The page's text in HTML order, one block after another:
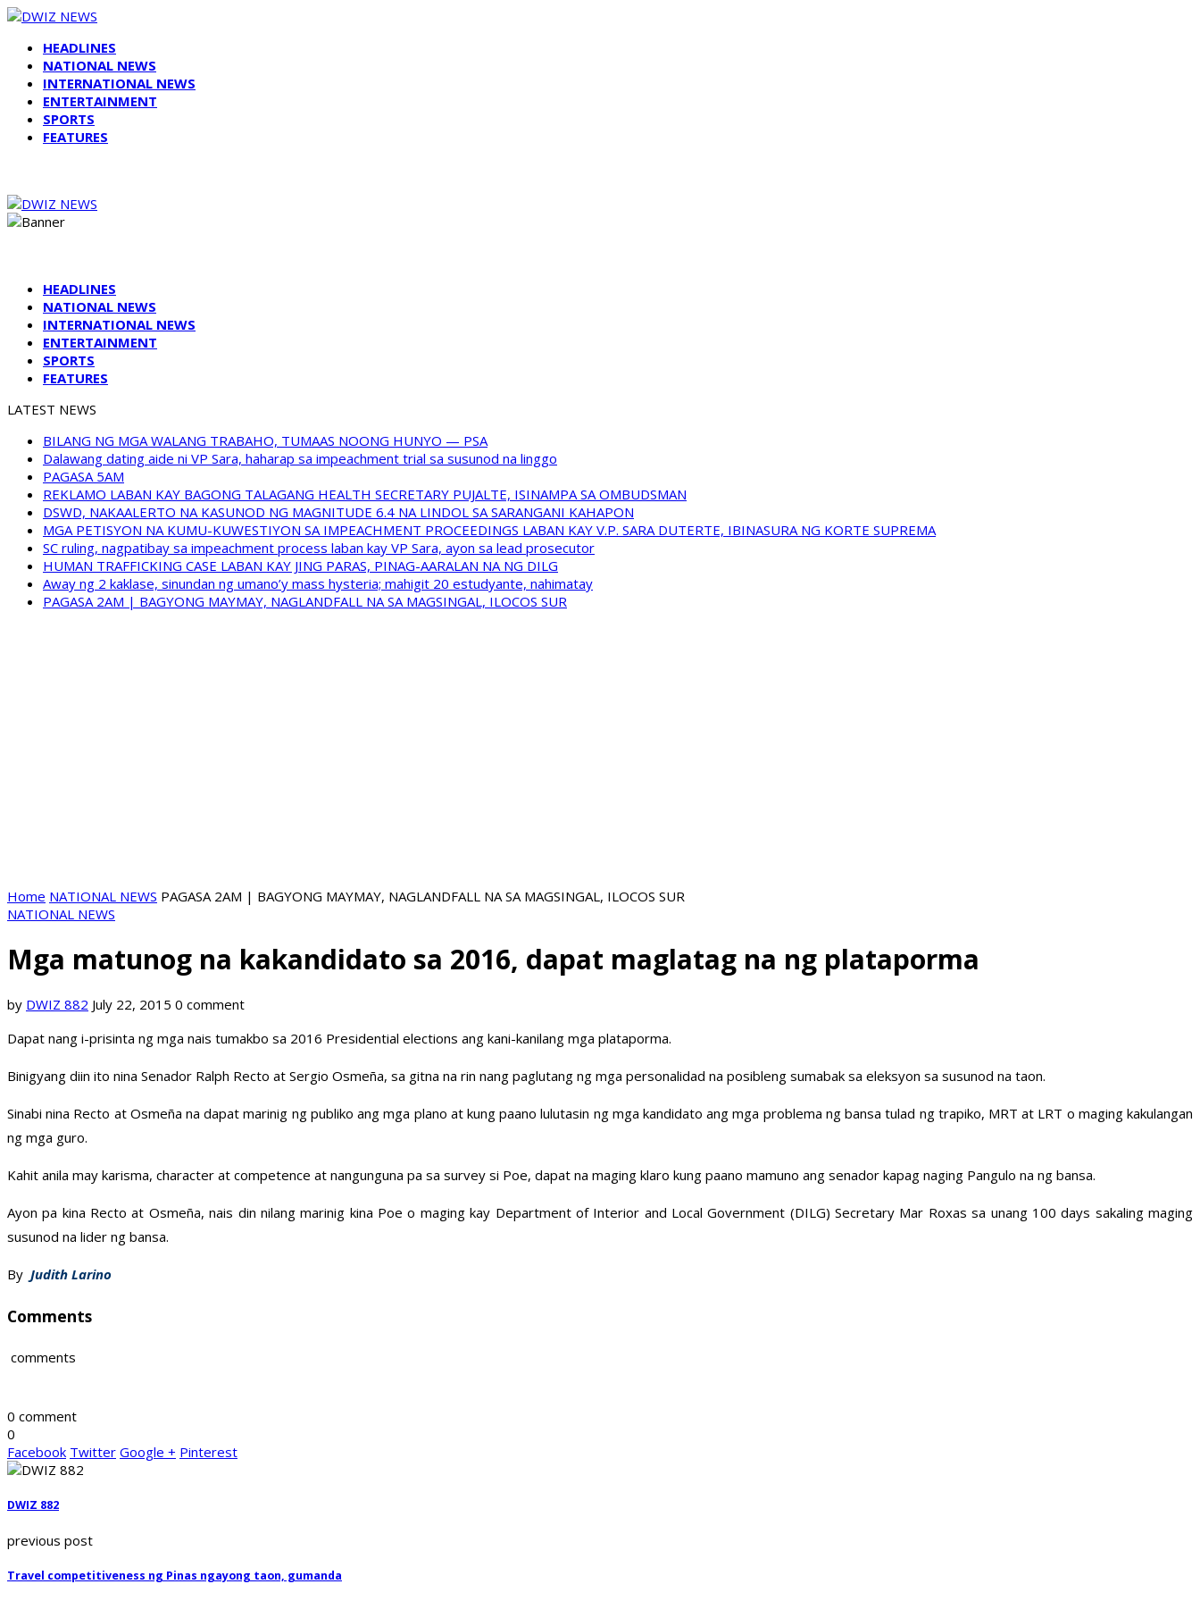
HEADLINES
NATIONAL NEWS
INTERNATIONAL NEWS
ENTERTAINMENT
SPORTS
FEATURES
HEADLINES
NATIONAL NEWS
INTERNATIONAL NEWS
ENTERTAINMENT
SPORTS
FEATURES
LATEST NEWS
BILANG NG MGA WALANG TRABAHO, TUMAAS NOONG HUNYO — PSA
Dalawang dating aide ni VP Sara, haharap sa impeachment trial sa susunod na linggo
PAGASA 5AM
REKLAMO LABAN KAY BAGONG TALAGANG HEALTH SECRETARY PUJALTE, ISINAMPA SA OMBUDSMAN
DSWD, NAKAALERTO NA KASUNOD NG MAGNITUDE 6.4 NA LINDOL SA SARANGANI KAHAPON
MGA PETISYON NA KUMU-KUWESTIYON SA IMPEACHMENT PROCEEDINGS LABAN KAY V.P. SARA DUTERTE, IBINASURA NG KORTE SUPREMA
SC ruling, nagpatibay sa impeachment process laban kay VP Sara, ayon sa lead prosecutor
HUMAN TRAFFICKING CASE LABAN KAY JING PARAS, PINAG-AARALAN NA NG DILG
Away ng 2 kaklase, sinundan ng umano’y mass hysteria; mahigit 20 estudyante, nahimatay
PAGASA 2AM | BAGYONG MAYMAY, NAGLANDFALL NA SA MAGSINGAL, ILOCOS SUR
Home NATIONAL NEWS PAGASA 2AM | BAGYONG MAYMAY, NAGLANDFALL NA SA MAGSINGAL, ILOCOS SUR
NATIONAL NEWS
Mga matunog na kakandidato sa 2016, dapat maglatag na ng plataporma
by DWIZ 882 July 22, 2015 0 comment
Dapat nang i-prisinta ng mga nais tumakbo sa 2016 Presidential elections ang kani-kanilang mga plataporma.
Binigyang diin ito nina Senador Ralph Recto at Sergio Osmeña, sa gitna na rin nang paglutang ng mga personalidad na posibleng sumabak sa eleksyon sa susunod na taon.
Sinabi nina Recto at Osmeña na dapat marinig ng publiko ang mga plano at kung paano lulutasin ng mga kandidato ang mga problema ng bansa tulad ng trapiko, MRT at LRT o maging kakulangan
ng mga guro.
Kahit anila may karisma, character at competence at nangunguna pa sa survey si Poe, dapat na maging klaro kung paano mamuno ang senador kapag naging Pangulo na ng bansa.
Ayon pa kina Recto at Osmeña, nais din nilang marinig kina Poe o maging kay Department of Interior and Local Government (DILG) Secretary Mar Roxas sa unang 100 days sakaling maging
susunod na lider ng bansa.
By Judith Larino
Comments
comments
0 comment
0
Facebook Twitter Google + Pinterest
DWIZ 882
previous post
Travel competitiveness ng Pinas ngayong taon, gumanda